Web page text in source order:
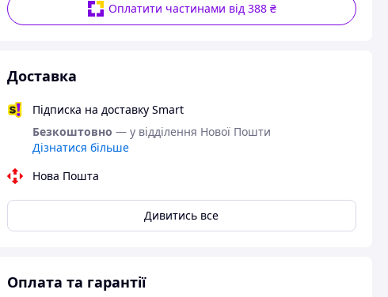
Оплатити частинами від 388 ₴
Доставка
Підписка на доставку Smart
Безкоштовно — у відділення Нової Пошти
Дізнатися більше
Нова Пошта
Дивитись все
Оплата та гарантії